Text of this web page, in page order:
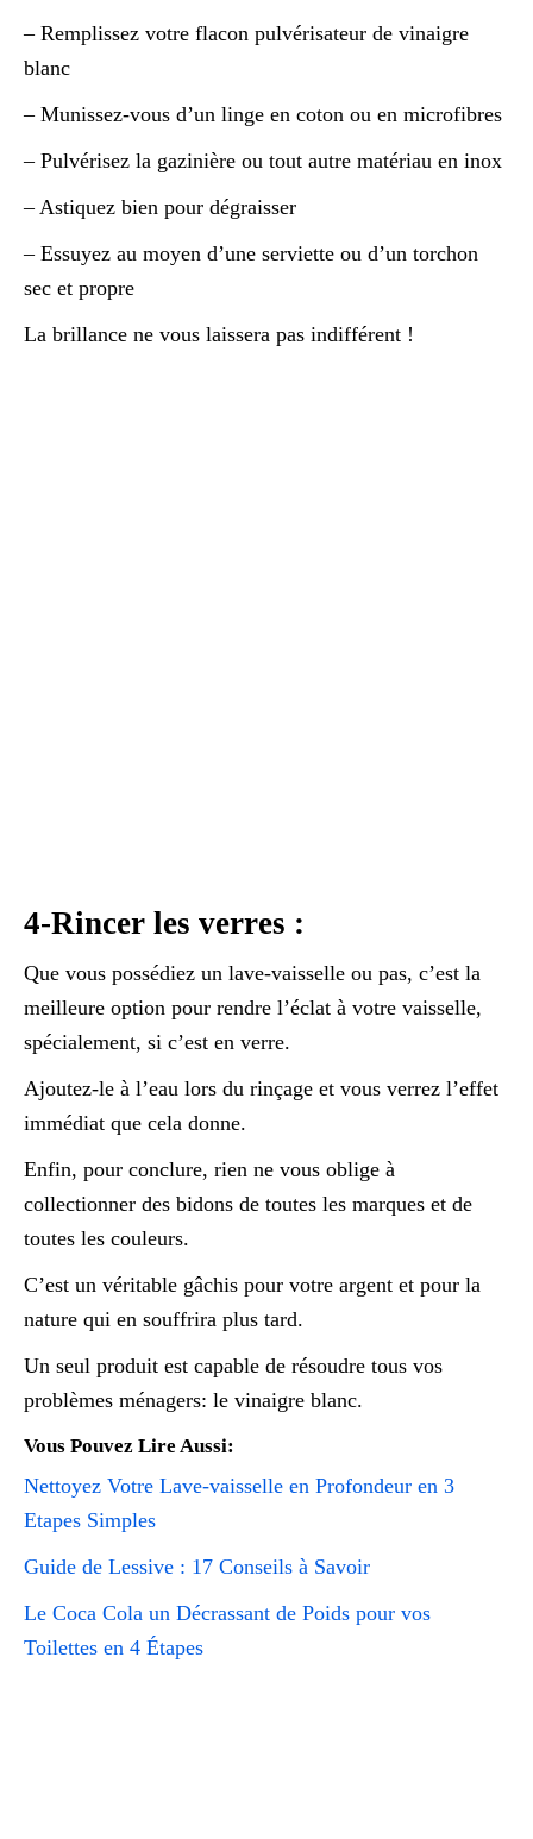
– Remplissez votre flacon pulvérisateur de vinaigre
blanc
– Munissez-vous d’un linge en coton ou en microfibres
– Pulvérisez la gazinière ou tout autre matériau en inox
– Astiquez bien pour dégraisser
– Essuyez au moyen d’une serviette ou d’un torchon
sec et propre
La brillance ne vous laissera pas indifférent !
4-Rincer les verres :
Que vous possédiez un lave-vaisselle ou pas, c’est la
meilleure option pour rendre l’éclat à votre vaisselle,
spécialement, si c’est en verre.
Ajoutez-le à l’eau lors du rinçage et vous verrez l’effet
immédiat que cela donne.
Enfin, pour conclure, rien ne vous oblige à
collectionner des bidons de toutes les marques et de
toutes les couleurs.
C’est un véritable gâchis pour votre argent et pour la
nature qui en souffrira plus tard.
Un seul produit est capable de résoudre tous vos
problèmes ménagers: le vinaigre blanc.
Vous Pouvez Lire Aussi:
Nettoyez Votre Lave-vaisselle en Profondeur en 3
Etapes Simples
Guide de Lessive : 17 Conseils à Savoir
Le Coca Cola un Décrassant de Poids pour vos
Toilettes en 4 Étapes